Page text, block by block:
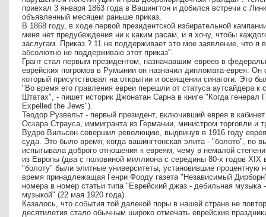
приехал 3 января 1863 года в Вашингтон и добился встречи с
объявленный месяцем раньше приказ.
В 1868 году, в ходе первой президентской избирательной
меня нет предубеждения ни к каким расам, и я хочу, чтобы
заслугам. Приказ ? 11 не поддерживает это мое заявление, что
абсолютно не поддерживаю этот приказ".
Грант стал первым президентом, назначавшим евреев в
еврейских погромов в Румынии он назначил дипломата-еврея. Он
который присутствовал на открытии и освящении синагоги. Это
"Во время его правления евреи перешли от статуса аутсайдера к
Штатах", - пишет историк Джонатан Сарна в книге "Когда генерал
Expelled the Jews").
Теодор Рузвельт - первый президент, включивший еврея в
Оскара Страуса, иммигранта из Германии, министром торговли и
Вудро Вильсон совершил революцию, выдвинув в 1916 году
суда. Это было время, когда вашингтонская элита - "болото", по
испытывала доброго отношения к евреям, чему в немалой
из Европы (два с половиной миллиона с середины 80-х годов
"болоту" были элитные университеты, установившие процентную
время принадлежащая Генри Форду газета "Независимый
номера в номер статьи типа "Еврейский джаз - дебильная музыка
музыкой" (22 мая 1920 года).
Казалось, что события той далекой поры в нашей стране не
десятилетия стало обычным широко отмечать еврейские